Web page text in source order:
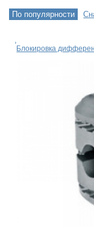
По популярности
Блокировка